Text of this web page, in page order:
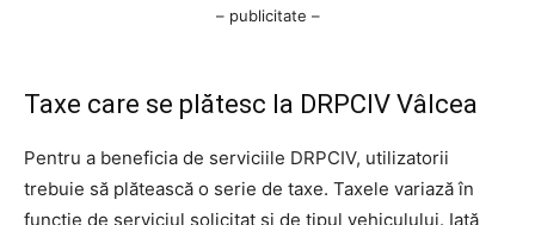
– publicitate –
Taxe care se plătesc la DRPCIV Vâlcea
Pentru a beneficia de serviciile DRPCIV, utilizatorii
trebuie să plătească o serie de taxe. Taxele variază în
funcție de serviciul solicitat și de tipul vehiculului. Iată